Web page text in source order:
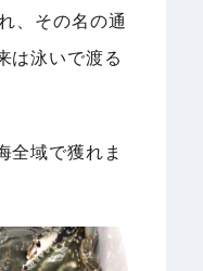
、その名の通
は泳いで渡る
全域で獲れま